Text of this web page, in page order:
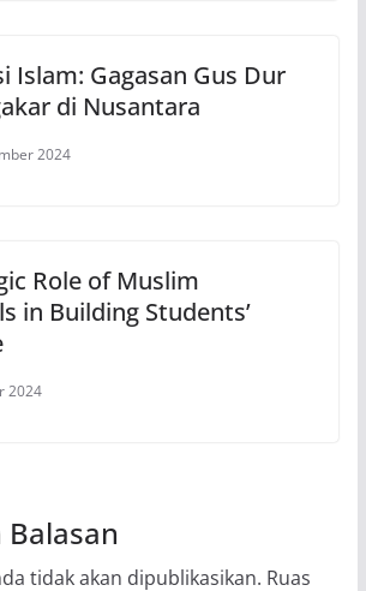
Islam: Gagasan Gus Dur
di Nusantara
2024
Role of Muslim
in Building Students’
2024
tidak akan dipublikasikan. Ruas